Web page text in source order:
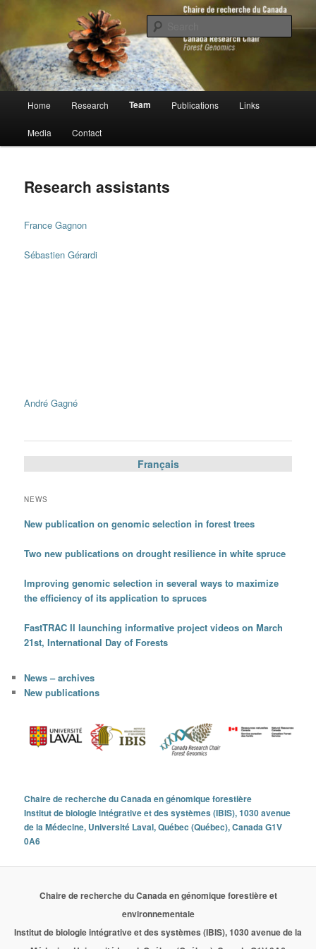
contentChaire de recherche du Canada en
génomique forestière
Home Research Team Publications Links
Media Contact
Research assistants
France Gagnon
Sébastien Gérardi
André Gagné
Français
NEWS
New publication on genomic selection in forest trees
Two new publications on drought resilience in white spruce
Improving genomic selection in several ways to maximize
the efficiency of its application to spruces
FastTRAC II launching informative project videos on March
21st, International Day of Forests
News – archives
New publications
Chaire de recherche du Canada en génomique forestière
Institut de biologie intégrative et des systèmes (IBIS), 1030 avenue
de la Médecine, Université Laval, Québec (Québec), Canada G1V
0A6
Chaire de recherche du Canada en génomique forestière et
environnementale
Institut de biologie intégrative et des systèmes (IBIS), 1030 avenue de la